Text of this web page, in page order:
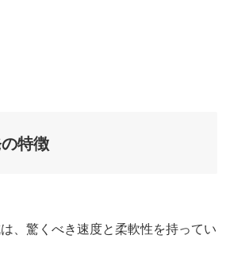
特徴
、驚くべき速度と柔軟性を持ってい